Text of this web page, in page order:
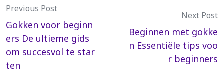
Post
navigation
Previous Post
Gokken voor beginn
ers De ultieme gids
om succesvol te star
ten
Next Post
Beginnen met gokke
n Essentiële tips voo
r beginners